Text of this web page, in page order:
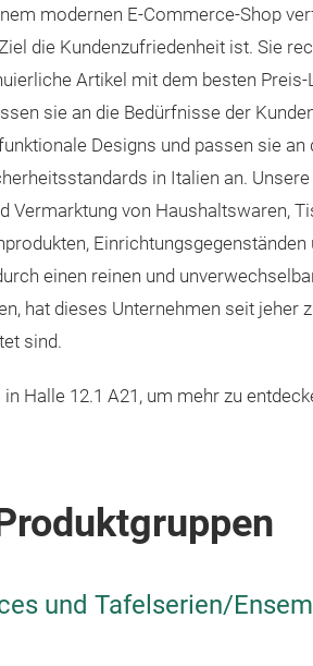
modernen E-Commerce-Shop
die Kundenzufriedenheit ist. Sie
Artikel mit dem besten
sie an die Bedürfnisse der
Designs und passen sie an
in Italien an.
Vermarktung von Haushaltswaren,
einen reinen und
hat dieses Unternehmen seit
sind.
in Halle 12.1 A21, um mehr zu
und Tafelserien/